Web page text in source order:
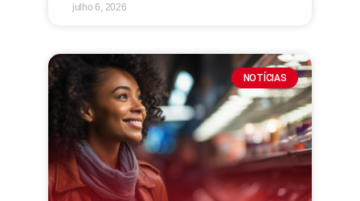
julho 6, 2026
NOTÍCIAS